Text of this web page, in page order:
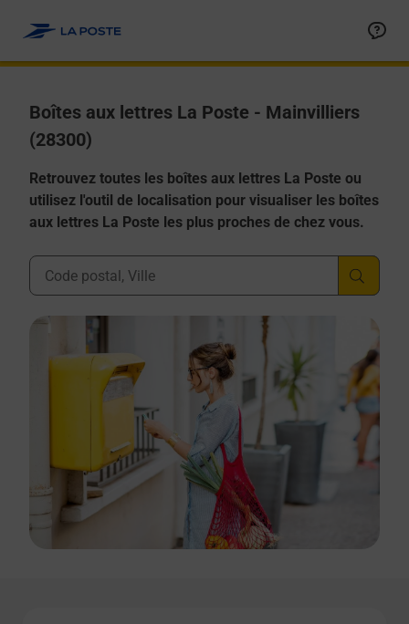
Boîtes aux lettres La Poste - Mainvilliers
(28300)
Retrouvez toutes les boîtes aux lettres La Poste ou
utilisez l'outil de localisation pour visualiser les boîtes
aux lettres La Poste les plus proches de chez vous.
Ville, Département, Code Postal